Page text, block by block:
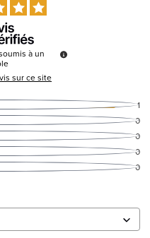
à un
sur ce site
1
0
0
0
0